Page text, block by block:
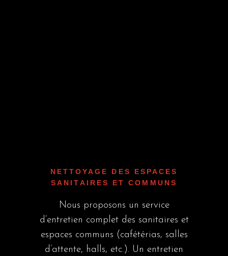
NETTOYAGE DES ESPACES
SANITAIRES ET COMMUNS
Nous proposons un service
d’entretien complet des sanitaires et
espaces communs (cafétérias, salles
d’attente, halls, etc.). Un entretien